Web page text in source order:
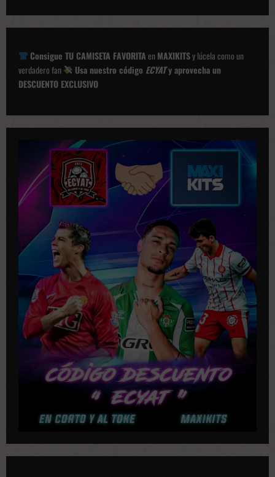
a
i
ó
d
u
b
c
a
o
Consigue TU CAMISETA FAVORITAenMAXIKITSy lúcela como un
verdadero fan
Usa nuestro código ECYATy aprovecha un
DESCUENTO EXCLUSIVO